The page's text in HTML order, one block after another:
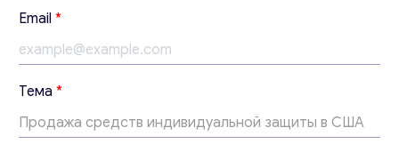
ближайшее время.
Email
*
с
о
о
б
щ
е
н
Email *
Тема *